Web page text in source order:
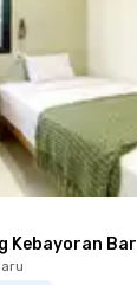
Kebayoran